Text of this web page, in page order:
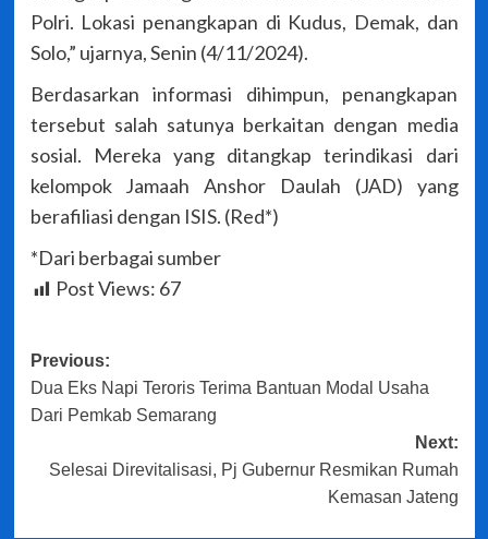
Polri. Lokasi penangkapan di Kudus, Demak, dan
Solo,” ujarnya, Senin (4/11/2024).
Berdasarkan informasi dihimpun, penangkapan
tersebut salah satunya berkaitan dengan media
sosial. Mereka yang ditangkap terindikasi dari
kelompok Jamaah Anshor Daulah (JAD) yang
berafiliasi dengan ISIS. (Red*)
*Dari berbagai sumber
Post Views: 67
Post
navigation
Previous:
Dua Eks Napi Teroris Terima Bantuan Modal Usaha
Dari Pemkab Semarang
Next:
Selesai Direvitalisasi, Pj Gubernur Resmikan Rumah
Kemasan Jateng